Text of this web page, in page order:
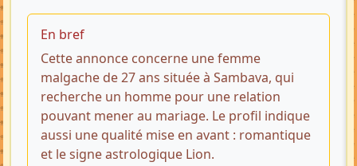
En bref
Cette annonce concerne une femme
malgache de 27 ans située à Sambava, qui
recherche un homme pour une relation
pouvant mener au mariage. Le profil indique
aussi une qualité mise en avant : romantique
et le signe astrologique Lion.